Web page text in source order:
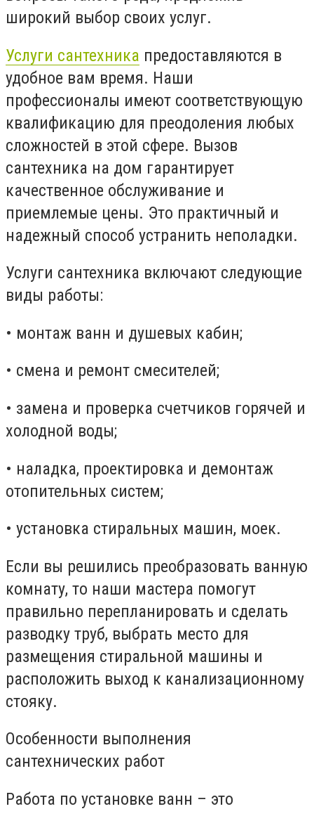
широкий выбор своих услуг.
Услуги сантехника предоставляются в
удобное вам время. Наши
профессионалы имеют соответствующую
квалификацию для преодоления любых
сложностей в этой сфере. Вызов
сантехника на дом гарантирует
качественное обслуживание и
приемлемые цены. Это практичный и
надежный способ устранить неполадки.
Услуги сантехника включают следующие
виды работы:
• монтаж ванн и душевых кабин;
• смена и ремонт смесителей;
• замена и проверка счетчиков горячей и
холодной воды;
• наладка, проектировка и демонтаж
отопительных систем;
• установка стиральных машин, моек.
Если вы решились преобразовать ванную
комнату, то наши мастера помогут
правильно перепланировать и сделать
разводку труб, выбрать место для
размещения стиральной машины и
расположить выход к канализационному
стояку.
Особенности выполнения
сантехнических работ
Работа по установке ванн – это